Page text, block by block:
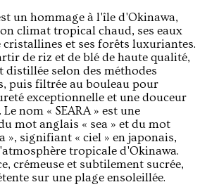
un hommage à l'île d'Okinawa,
climat tropical chaud, ses eaux
cristallines et ses forêts luxuriantes.
de riz et de blé de haute qualité,
distillée selon des méthodes
puis filtrée au bouleau pour
exceptionnelle et une douceur
nom « SEARA » est une
mot anglais « sea » et du mot
», signifiant « ciel » en japonais,
tropicale d'Okinawa.
crémeuse et subtilement sucrée,
sur une plage ensoleillée.